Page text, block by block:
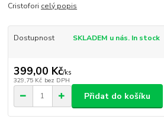
Cristofori celý popis
Dostupnost SKLADEM u nás. In stock
399,00 Kč/ks
329,75 Kč bez DPH
Přidat do košíku